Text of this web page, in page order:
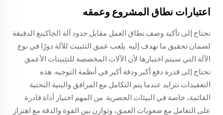
اعتبارات نطاق المشروع وعمقه
نحتاج إلى تأكيد وصف نطاق العمل مقابل حدود آلة الجاكينغ الدقيقة
لضمان تحقيق ما نهدف إليه. يلعب عمق التثبيت للآلة دورًا في نوع
الآلة التي سيتم اختيارها لأن الآلات المخصصة للتثبيتات الأعمق
تحتاج إلى قدرة دفع أكبر ودقة أكبر في أنظمة التوجيه. هذه
التعقيدات تتزايد عندما يتم التكامل مع المرافق والبنية التحتية
القائمة، خاصة في البيئات الحضرية. من المهم اختيار أداة قادرة
على التعامل مع صعوبات العمق، وتوازن بين القوة والدقة مع اهتزاز